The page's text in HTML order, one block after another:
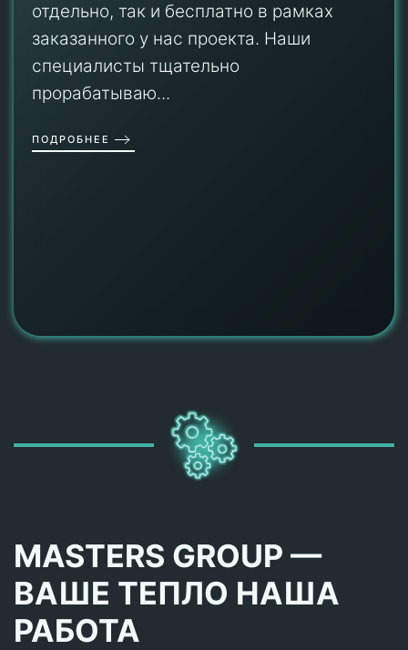
отдельно, так и бесплатно в рамках
заказанного у нас проекта. Наши
специалисты тщательно
прорабатываю...
ПОДРОБНЕЕ
MASTERS GROUP —
ВАШЕ ТЕПЛО НАША
РАБОТА